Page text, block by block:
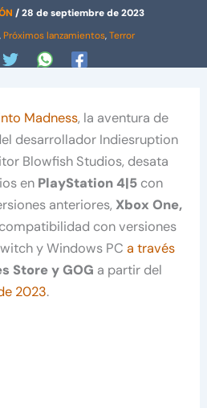
/28 de septiembre de 2023
, Próximos lanzamientos,Terror
Madness, la aventura de
desarrollador Indiesruption
Blowfish Studios, desata
en PlayStation 4|5 con
anteriores, Xbox One,
con versiones
y Windows PCa través
Store y GOG a partir del
2023.